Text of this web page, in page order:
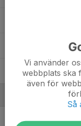
Walter
Wilmer
Johan
Vi använder
webbplats ska
även för
Så